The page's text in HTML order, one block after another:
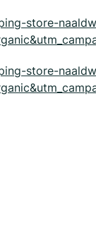
store-
store-